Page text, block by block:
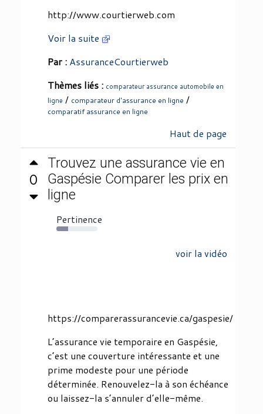
http://www.courtierweb.com
Voir la suite
Par : AssuranceCourtierweb
Thèmes liés : comparateur assurance automobile en
ligne / comparateur d'assurance en ligne /
comparatif assurance en ligne
Haut de page
0
Trouvez une assurance vie en
Gaspésie Comparer les prix en
ligne
Pertinence
29%
voir la vidéo
https://comparerassurancevie.ca/gaspesie/
L’assurance vie temporaire en Gaspésie,
c’est une couverture intéressante et une
prime modeste pour une période
déterminée. Renouvelez-la à son échéance
ou laissez-la s’annuler d’elle-même.